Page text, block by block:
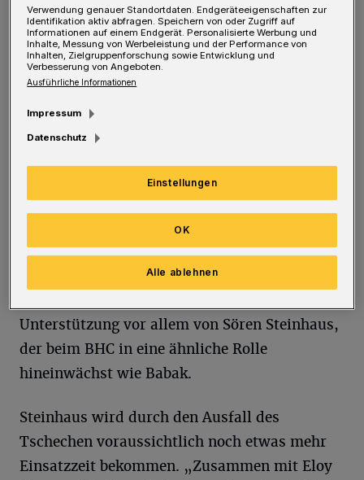
BHC spielt im Pokal gegen Hannover in der Klingenhalle
Am 5. November ab 19 Uhr
BHC spielt im Pokal gegen
Hannover in der Klingenhalle
Der Tscheche, der mit Christopher Rudeck das
Kapitänsamt beim BHC ausübt, ist in
eine Verletzung am Fuß zugezogen. Das
Syndesmoseband ist angerissen. „Wir müssen
zwischen drei und fünf Wochen auf ihn
verzichten“, sagt Pütz. Die Fahrt nach
Göppingen wird der 31-Jährige trotzdem
Unterstützung vor allem von Sören Steinhaus,
der beim BHC in eine ähnliche Rolle
hineinwächst wie Babak.
Steinhaus wird durch den Ausfall des
Tschechen voraussichtlich noch etwas mehr
Einsatzzeit bekommen. „Zusammen mit Eloy
Verwendung genauer Standortdaten. Endgeräteeigenschaften zur
Identifikation aktiv abfragen. Speichern von oder Zugriff auf
Informationen auf einem Endgerät. Personalisierte Werbung und
Inhalte, Messung von Werbeleistung und der Performance von
Inhalten, Zielgruppenforschung sowie Entwicklung und
Verbesserung von Angeboten.
Ausführliche Informationen
Impressum
Datenschutz
Einstellungen
Alle ablehnen
OK